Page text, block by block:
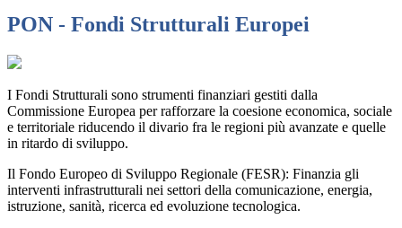
PON - Fondi Strutturali Europei
I Fondi Strutturali sono strumenti finanziari gestiti dalla
Commissione Europea per rafforzare la coesione economica, sociale
e territoriale riducendo il divario fra le regioni più avanzate e quelle
in ritardo di sviluppo.
Il Fondo Europeo di Sviluppo Regionale (FESR): Finanzia gli
interventi infrastrutturali nei settori della comunicazione, energia,
istruzione, sanità, ricerca ed evoluzione tecnologica.